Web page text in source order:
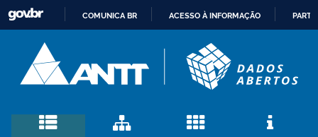
CONTEÚDO
COMUNICA BR ACESSO À INFORMAÇÃO